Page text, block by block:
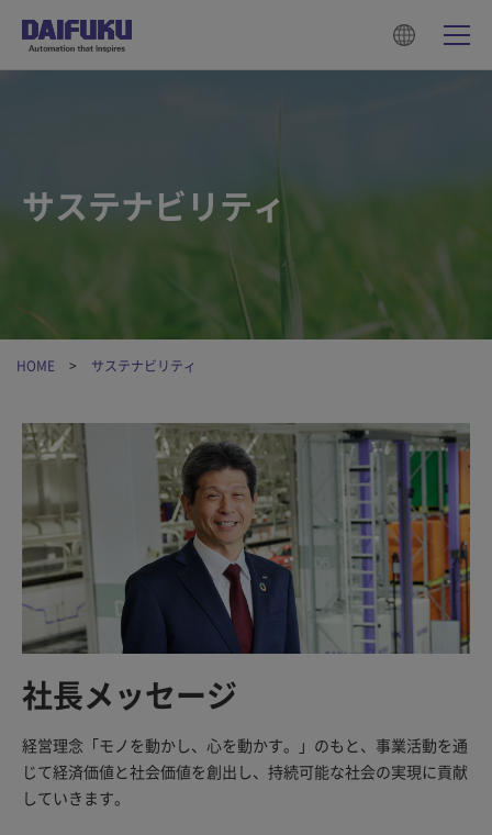
サステナビリティ
HOME サステナビリティ
社長メッセージ
経営理念「モノを動かし、心を動かす。」のもと、事業活動を通
じて経済価値と社会価値を創出し、持続可能な社会の実現に貢献
していきます。